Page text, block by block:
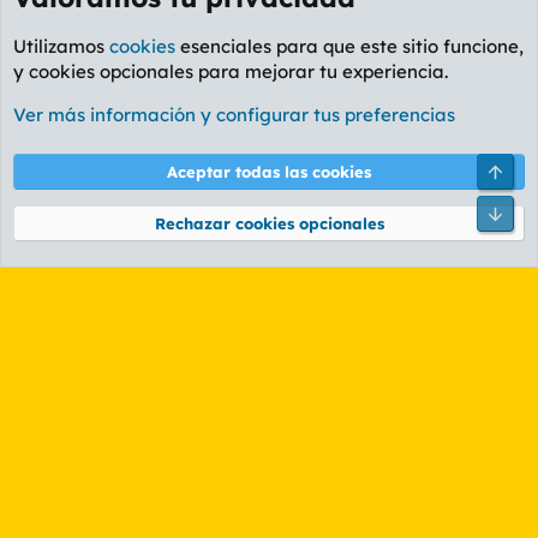
Foro General
Cookies
PL OLDSTYLE AMARILLO
Términos y reglas Política de privacidad Ayuda
Community platform by XenForo® © 2010-2026 XenForo Ltd.
Utilizamos cookies esenciales para que este sitio funcione,
y cookies opcionales para mejorar tu experiencia.
Ver más información y configurar tus preferencias
Aceptar todas las cookies
Rechazar cookies opcionales
Pie